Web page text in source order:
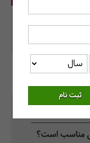
خبره
متداول
مناسب است؟